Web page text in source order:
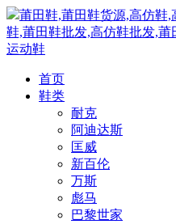
莆田鞋,莆田鞋货源,高仿鞋
鞋,莆田鞋批发,高仿鞋批发,
运动鞋
首页
鞋类
耐克
阿迪达斯
匡威
新百伦
万斯
彪马
巴黎世家